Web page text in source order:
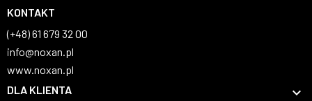
KONTAKT
(+48) 61 679 32 00
info@noxan.pl
www.noxan.pl
DLA KLIENTA
